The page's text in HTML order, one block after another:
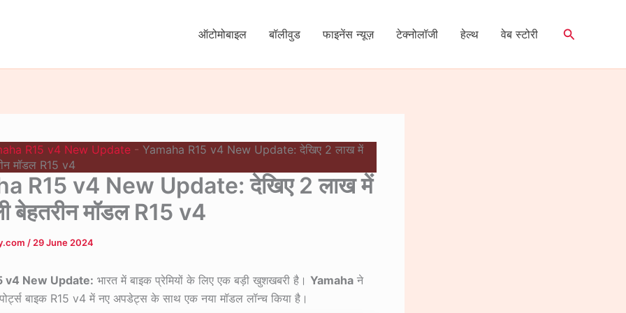
ऑटोमोबाइल बॉलीवुड फाइनेंस न्यूज़ टेक्नोलॉजी हेल्थ वेब स्टोरी Search
R15 v4 New Update - Yamaha R15 v4 New Update: देखिए 2 लाख में
मॉडल R15 v4
R15 v4 New Update: देखिए 2 लाख में
बेहतरीन मॉडल R15 v4
/ 29 June 2024
v4 New Update: भारत में बाइक प्रेमियों के लिए एक बड़ी खुशखबरी है। Yamaha ने
बाइक R15 v4 में नए अपडेट्स के साथ एक नया मॉडल लॉन्च किया है।